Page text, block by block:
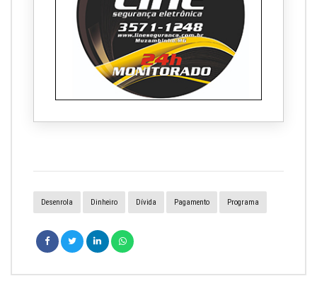
Desenrola Dinheiro Dívida Pagamento Programa